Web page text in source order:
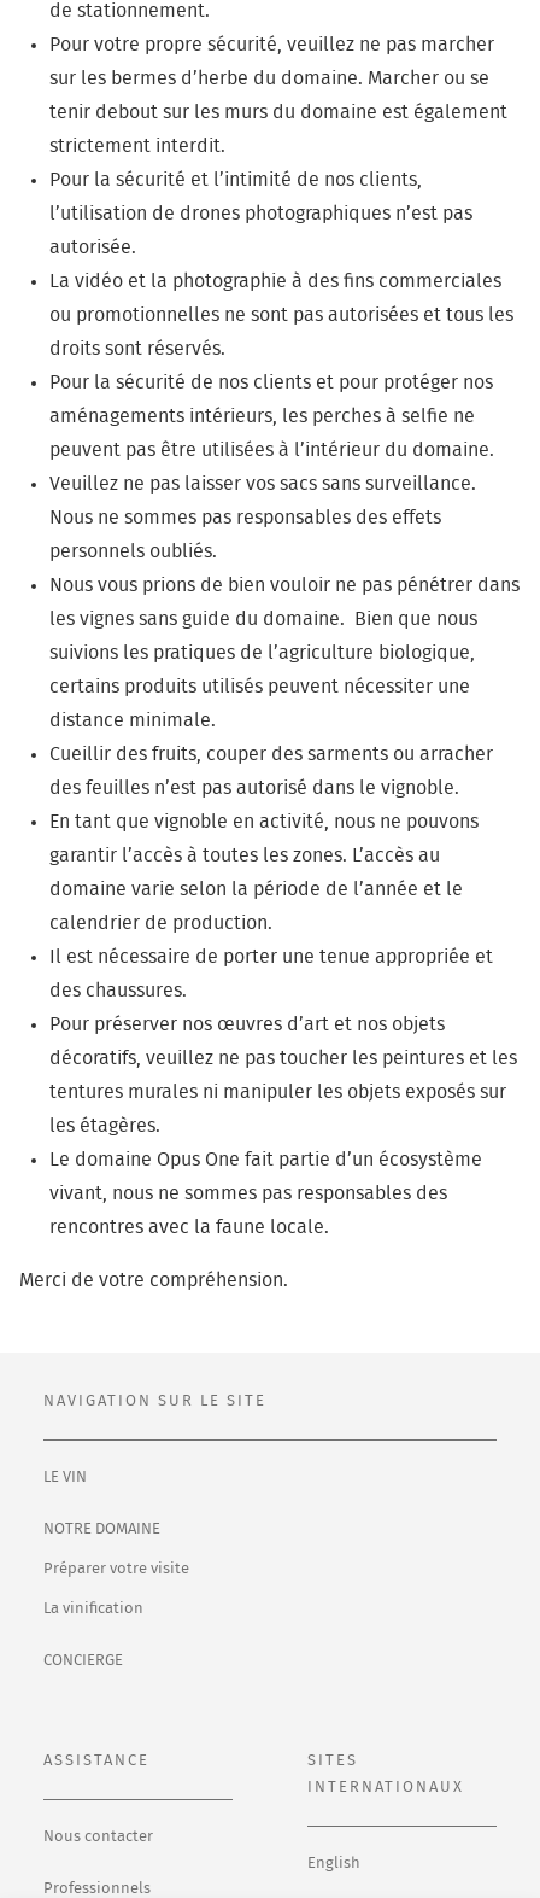
de stationnement.
Pour votre propre sécurité, veuillez ne pas marcher
sur les bermes d’herbe du domaine. Marcher ou se
tenir debout sur les murs du domaine est également
strictement interdit.
Pour la sécurité et l’intimité de nos clients,
l’utilisation de drones photographiques n’est pas
autorisée.
La vidéo et la photographie à des fins commerciales
ou promotionnelles ne sont pas autorisées et tous les
droits sont réservés.
Pour la sécurité de nos clients et pour protéger nos
aménagements intérieurs, les perches à selfie ne
peuvent pas être utilisées à l’intérieur du domaine.
Veuillez ne pas laisser vos sacs sans surveillance.
Nous ne sommes pas responsables des effets
personnels oubliés.
Nous vous prions de bien vouloir ne pas pénétrer dans
les vignes sans guide du domaine. Bien que nous
suivions les pratiques de l’agriculture biologique,
certains produits utilisés peuvent nécessiter une
distance minimale.
Cueillir des fruits, couper des sarments ou arracher
des feuilles n’est pas autorisé dans le vignoble.
En tant que vignoble en activité, nous ne pouvons
garantir l’accès à toutes les zones. L’accès au
domaine varie selon la période de l’année et le
calendrier de production.
Il est nécessaire de porter une tenue appropriée et
des chaussures.
Pour préserver nos œuvres d’art et nos objets
décoratifs, veuillez ne pas toucher les peintures et les
tentures murales ni manipuler les objets exposés sur
les étagères.
Le domaine Opus One fait partie d’un écosystème
vivant, nous ne sommes pas responsables des
rencontres avec la faune locale.
Merci de votre compréhension.
NAVIGATION SUR LE SITE
LE VIN
NOTRE DOMAINE
Préparer votre visite
La vinification
CONCIERGE
ASSISTANCE
Nous contacter
Professionnels
SITES
INTERNATIONAUX
English